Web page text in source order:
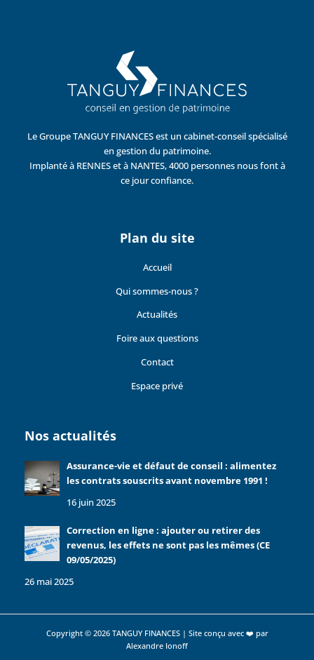
Le Groupe TANGUY FINANCES est un cabinet-conseil spécialisé
en gestion du patrimoine.
Implanté à RENNES et à NANTES, 4000 personnes nous font à
ce jour confiance.
Plan du site
Accueil
Qui sommes-nous ?
Actualités
Foire aux questions
Contact
Espace privé
Nos actualités
Assurance-vie et défaut de conseil : alimentez
les contrats souscrits avant novembre 1991 !
16 juin 2025
Correction en ligne : ajouter ou retirer des
revenus, les effets ne sont pas les mêmes (CE
09/05/2025)
26 mai 2025
Copyright © 2026 TANGUY FINANCES | Site conçu avec ❤️ par
Alexandre Ionoff